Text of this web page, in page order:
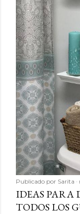
Publicado por Sarita
IDEAS PARA
TODOS LOS